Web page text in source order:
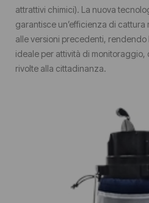
attrattivi chimici). La nuova
garantisce un’efficienza di cattura
alle versioni precedenti, rendendo
ideale per attività di monitoraggio,
rivolte alla cittadinanza.